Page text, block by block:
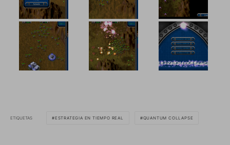
ETIQUETAS ESTRATEGIA EN TIEMPO REAL QUANTUM COLLAPSE